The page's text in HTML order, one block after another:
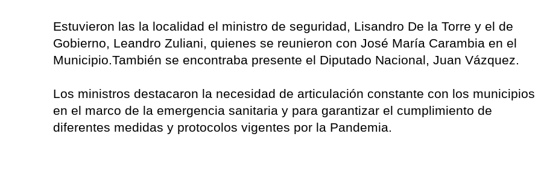
Estuvieron las la localidad el ministro de seguridad, Lisandro De la Torre y el de
Gobierno, Leandro Zuliani, quienes se reunieron con José María Carambia en el
Municipio.También se encontraba presente el Diputado Nacional, Juan Vázquez.
Los ministros destacaron la necesidad de articulación constante con los municipios
en el marco de la emergencia sanitaria y para garantizar el cumplimiento de
diferentes medidas y protocolos vigentes por la Pandemia.